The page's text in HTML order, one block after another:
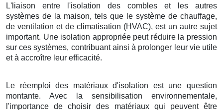
L'liaison entre l'isolation des combles et les autres
systèmes de la maison, tels que le système de chauffage,
de ventilation et de climatisation (HVAC), est un autre sujet
important. Une isolation appropriée peut réduire la pression
sur ces systèmes, contribuant ainsi à prolonger leur vie utile
et à accroître leur efficacité.
Le réemploi des matériaux d'isolation est une question
montante. Avec la sensibilisation environnementale,
l'importance de choisir des matériaux qui peuvent être